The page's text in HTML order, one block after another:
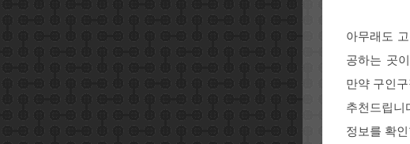
아무래도
공하는 곳
만약 구인
추천드립니
정보를 확